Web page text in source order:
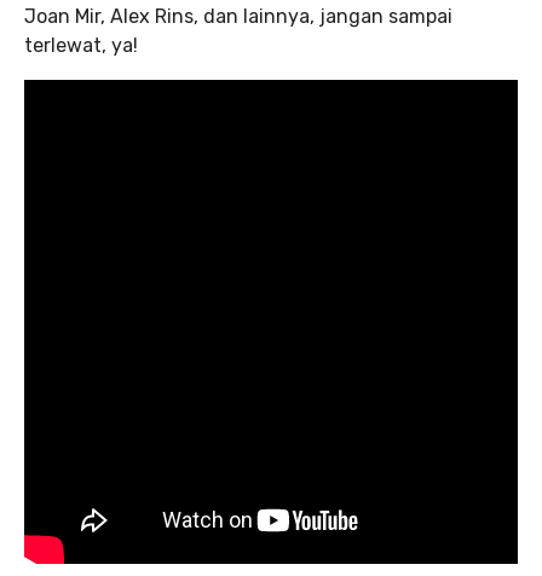
Joan Mir, Alex Rins, dan lainnya, jangan sampai
terlewat, ya!